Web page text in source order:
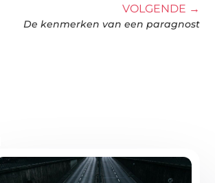
VOLGENDE →
De kenmerken van een paragnost